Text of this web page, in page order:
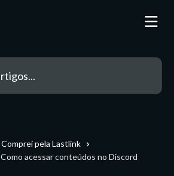
Comprei pela Lastlink
Como acessar conteúdos no Discord